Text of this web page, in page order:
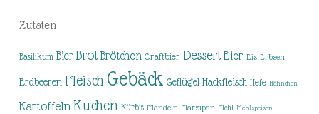
Zutaten
Basilikum Bier Brot Brötchen Craftbier Dessert Eier Eis Erbsen
Erdbeeren Fleisch Gebäck Geflügel Hackfleisch Hefe Hähnchen
Kartoffeln Kuchen Kürbis Mandeln Marzipan Mehl Mehlspeisen